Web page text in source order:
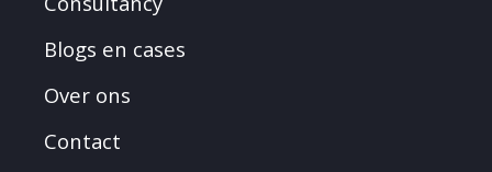
Blogs en cases
Over ons
Contact